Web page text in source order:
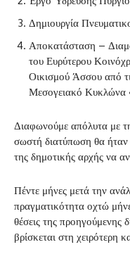
Δημιουργία
Αποκατάσταση –
του Ευρύτερου
Οικισμού Άσσου από
Μεσογειακό Κυκλώνα
Διαφωνούμε απόλυτα με
σωστή διατύπωση θα
της δημοτικής αρχής να
Πέντε μήνες μετά την
πραγματικότητα οχτώ
θέσεις της προηγούμενης
βρίσκεται στη χειρότερη